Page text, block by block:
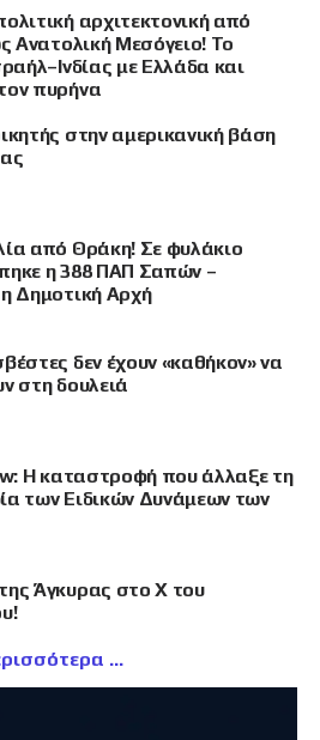
αρχιτεκτονική από
Ανατολική Μεσόγειο! Το
με Ελλάδα και
πυρήνα
στην αμερικανική βάση
από Θράκη! Σε φυλάκιο
η 388 ΠΑΠ Σαπών –
Δημοτική Αρχή
δεν έχουν «καθήκον» να
στη δουλειά
Η καταστροφή που άλλαξε τη
των Ειδικών Δυνάμεων των
Άγκυρας στο X του